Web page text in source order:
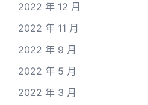
2022 年 12 月
2022 年 11 月
2022 年 9 月
2022 年 5 月
2022 年 3 月